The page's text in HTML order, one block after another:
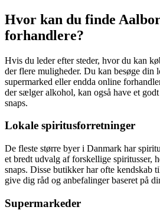
Hvor kan du finde
forhandlere?
Hvis du leder efter steder, hvor du kan
der flere muligheder. Du kan besøge din
supermarked eller endda online
der sælger alkohol, kan også have et
snaps.
Lokale spiritusforretninger
De fleste større byer i Danmark har
et bredt udvalg af forskellige spiritusser,
snaps. Disse butikker har ofte kendskab
give dig råd og anbefalinger baseret på
Supermarkeder